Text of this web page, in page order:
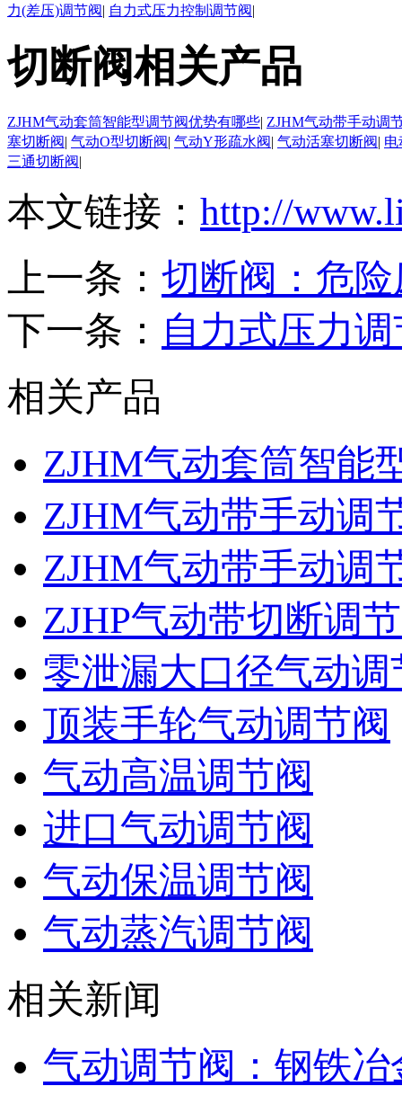
力(差压)调节阀| 自力式压力控制调节阀|
切断阀相关产品
ZJHM气动套筒智能型调节阀优势有哪些| ZJHM气动带手动调
塞切断阀| 气动O型切断阀| 气动Y形疏水阀| 气动活塞切断阀| 电
三通切断阀|
本文链接： http://
上一条： 切断阀：危
下一条： 自力式压力
相关产品
ZJHM气动套筒智能
ZJHM气动带手动调
ZJHM气动带手动调
ZJHP气动带切断调
零泄漏大口径气动调
顶装手轮气动调节阀
气动高温调节阀
进口气动调节阀
气动保温调节阀
气动蒸汽调节阀
相关新闻
气动调节阀：钢铁